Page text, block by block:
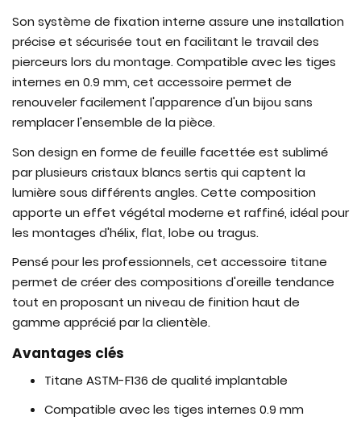
Son système de fixation interne assure une installation
précise et sécurisée tout en facilitant le travail des
pierceurs lors du montage. Compatible avec les tiges
internes en 0.9 mm, cet accessoire permet de
renouveler facilement l'apparence d'un bijou sans
remplacer l'ensemble de la pièce.
Son design en forme de feuille facettée est sublimé
par plusieurs cristaux blancs sertis qui captent la
lumière sous différents angles. Cette composition
apporte un effet végétal moderne et raffiné, idéal pour
les montages d'hélix, flat, lobe ou tragus.
Pensé pour les professionnels, cet accessoire titane
permet de créer des compositions d'oreille tendance
tout en proposant un niveau de finition haut de
gamme apprécié par la clientèle.
Avantages clés
Titane ASTM-F136 de qualité implantable
Compatible avec les tiges internes 0.9 mm